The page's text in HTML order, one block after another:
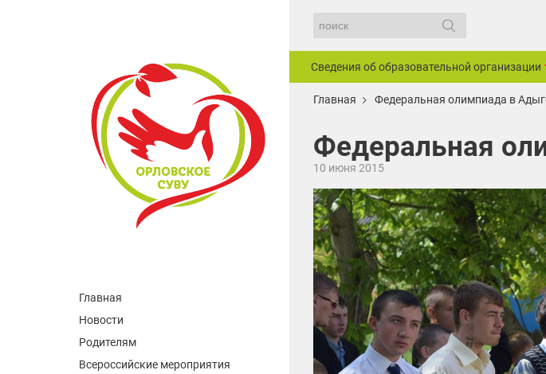
Главная
Новости
Родителям
Всероссийские мероприятия
Сведения об образовательной организации
Главная Федеральная олимпиада в
Федеральная
10 июня 2015